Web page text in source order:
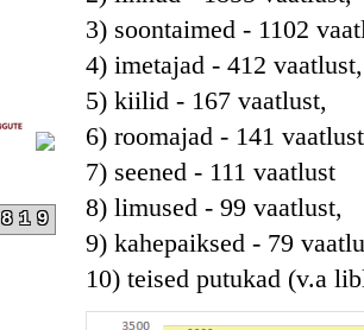
3) soontaimed - 1102
4) imetajad - 412 vaatlust,
5) kiilid - 167 vaatlust,
6) roomajad - 141
7) seened - 111 vaatlust
8) limused - 99 vaatlust,
9) kahepaiksed - 79
10) teised putukad (v.a